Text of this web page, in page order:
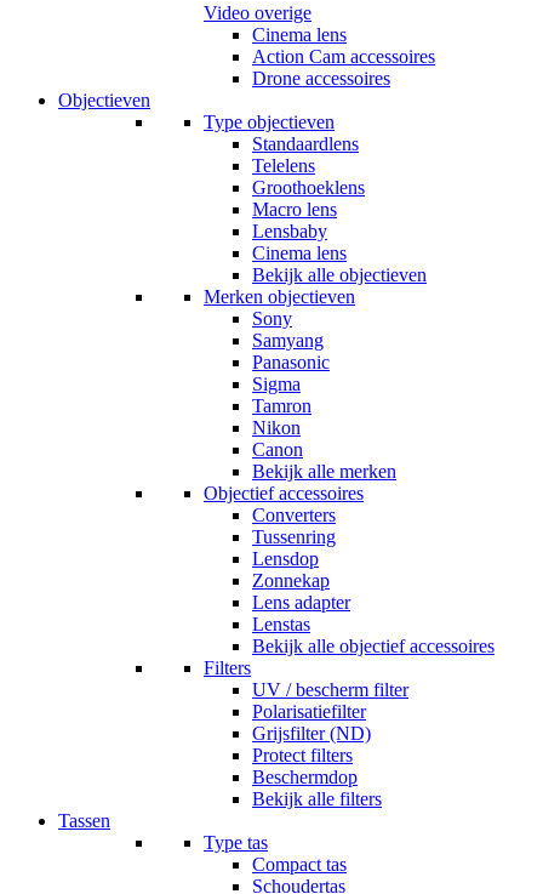
Video overige
Cinema lens
Action Cam accessoires
Drone accessoires
Objectieven
Type objectieven
Standaardlens
Telelens
Groothoeklens
Macro lens
Lensbaby
Cinema lens
Bekijk alle objectieven
Merken objectieven
Sony
Samyang
Panasonic
Sigma
Tamron
Nikon
Canon
Bekijk alle merken
Objectief accessoires
Converters
Tussenring
Lensdop
Zonnekap
Lens adapter
Lenstas
Bekijk alle objectief accessoires
Filters
UV / bescherm filter
Polarisatiefilter
Grijsfilter (ND)
Protect filters
Beschermdop
Bekijk alle filters
Tassen
Type tas
Compact tas
Schoudertas